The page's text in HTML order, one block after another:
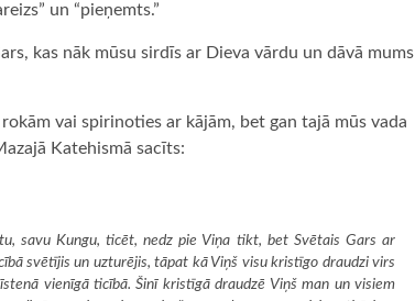
un “pieņemts.”
kas nāk mūsu sirdīs ar Dieva vārdu un dāvā mums
vai spirinoties ar kājām, bet gan tajā mūs vada
Katehismā sacīts:
savu Kungu, ticēt, nedz pie Viņa tikt, bet Svētais Gars ar
svētījis un uzturējis, tāpat kā Viņš visu kristīgo draudzi virs
vienīgā ticībā. Šinī kristīgā draudzē Viņš man un visiem